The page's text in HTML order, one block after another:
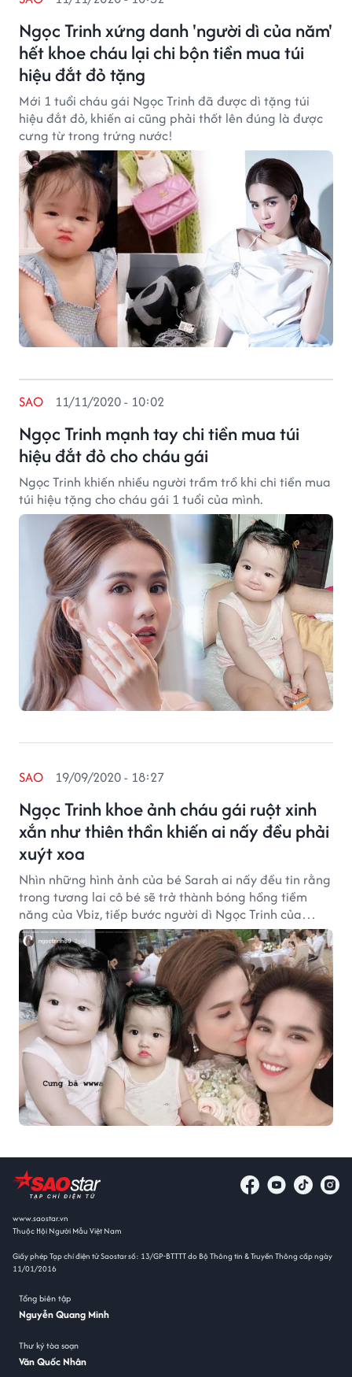
Ngọc Trinh xứng danh 'người dì của năm'
hết khoe cháu lại chi bộn tiền mua túi
hiệu đắt đỏ tặng
Mới 1 tuổi cháu gái Ngọc Trinh đã được dì tặng túi
hiệu đắt đỏ, khiến ai cũng phải thốt lên đúng là được
cưng từ trong trứng nước!
Ngọc Trinh mạnh tay chi tiền mua túi
hiệu đắt đỏ cho cháu gái
SAO 11/11/2020 - 10:02
Ngọc Trinh khiến nhiều người trầm trồ khi chi tiền mua
túi hiệu tặng cho cháu gái 1 tuổi của mình.
Ngọc Trinh khoe ảnh cháu gái ruột xinh
xắn như thiên thần khiến ai nấy đều phải
xuýt xoa
SAO 19/09/2020 - 18:27
Nhìn những hình ảnh của bé Sarah ai nấy đều tin rằng
trong tương lai cô bé sẽ trở thành bóng hồng tiềm
năng của Vbiz, tiếp bước người dì Ngọc Trinh của
mình.
www.saostar.vn
Thuộc Hội Người Mẫu Việt Nam
Giấy phép Tạp chí điện tử Saostar số: 13/GP-BTTTT do Bộ Thông tin & Truyền Thông cấp ngày
11/01/2016
Tổng biên tập
Nguyễn Quang Minh
Thư ký tòa soạn
Văn Quốc Nhân